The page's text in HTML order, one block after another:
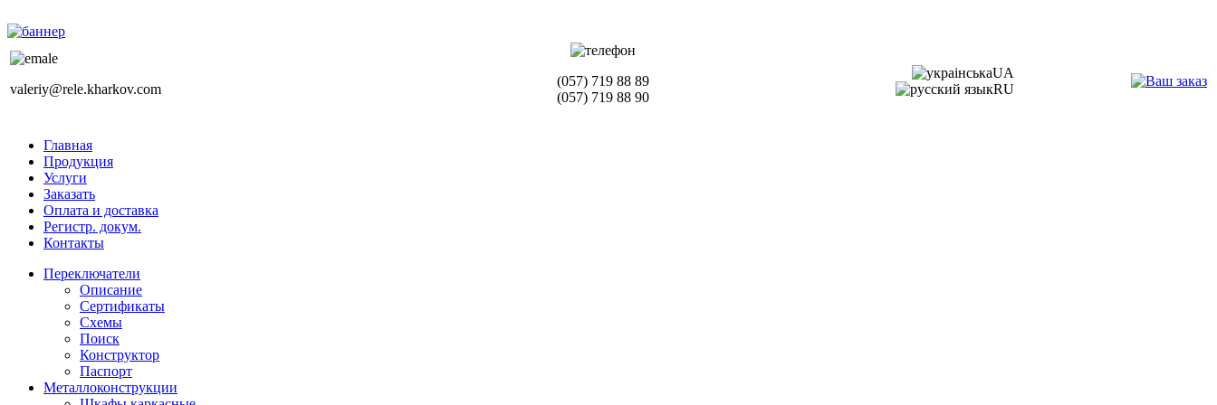
valeriy@rele.kharkov.com
(057) 719 88 89
(057) 719 88 90
UA
RU
Главная
Продукция
Услуги
Заказать
Оплата и доставка
Регистр. докум.
Контакты
Переключатели
Описание
Сертификаты
Схемы
Поиск
Конструктор
Паспорт
Металлоконструкции